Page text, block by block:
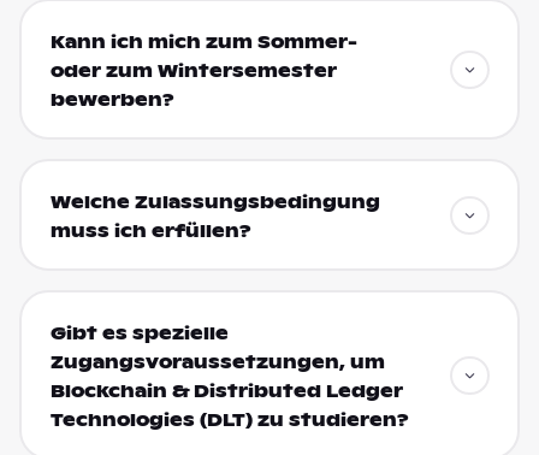
Kann ich mich zum Sommer-
oder zum Wintersemester
bewerben?
Welche Zulassungsbedingung
muss ich erfüllen?
Gibt es spezielle
Zugangsvoraussetzungen, um
Blockchain & Distributed Ledger
Technologies (DLT) zu studieren?